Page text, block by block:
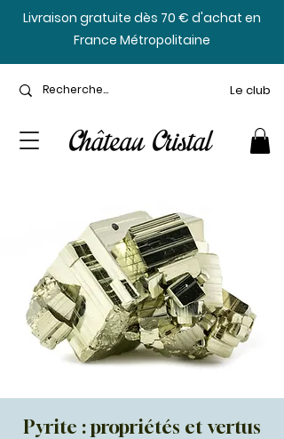
​Livraison gratuite dès 70 € d'achat en
France Métropolitaine
Le club
Pyrite : propriétés et vertus